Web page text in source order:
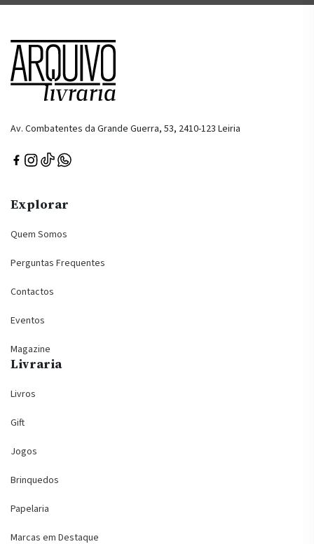
Av. Combatentes da Grande Guerra, 53, 2410-123 Leiria
Explorar
Quem Somos
Perguntas Frequentes
Contactos
Eventos
Magazine
Livraria
Livros
Gift
Jogos
Brinquedos
Papelaria
Marcas em Destaque